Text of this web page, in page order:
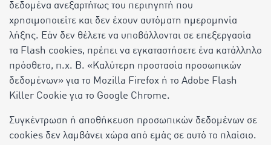
δεδομένα ανεξαρτήτως του περιηγητή που
χρησιμοποιείτε και δεν έχουν αυτόματη ημερομηνία
λήξης. Εάν δεν θέλετε να υποβάλλονται σε επεξεργασία
τα Flash cookies, πρέπει να εγκαταστήσετε ένα κατάλληλο
πρόσθετο, π.χ. Β. «Καλύτερη προστασία προσωπικών
δεδομένων» για το Mozilla Firefox ή το Adobe Flash
Killer Cookie για το Google Chrome.
Συγκέντρωση ή αποθήκευση προσωπικών δεδομένων σε
cookies δεν λαμβάνει χώρα από εμάς σε αυτό το πλαίσιο.